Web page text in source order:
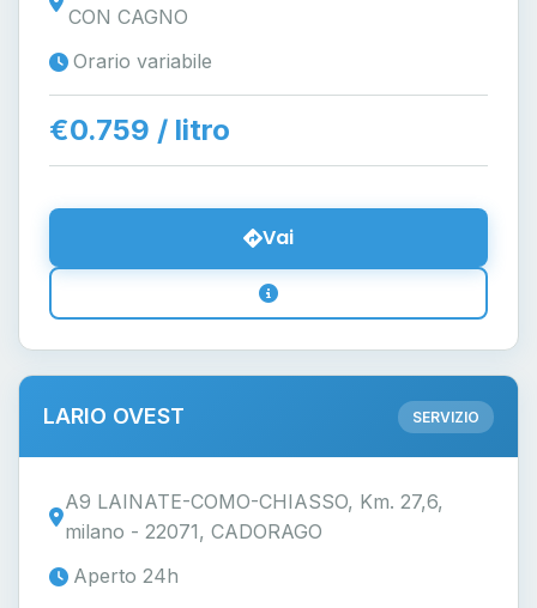
CON CAGNO
Orario variabile
€0.759 / litro
Vai
LARIO OVEST SERVIZIO
A9 LAINATE-COMO-CHIASSO, Km. 27,6,
milano - 22071, CADORAGO
Aperto 24h